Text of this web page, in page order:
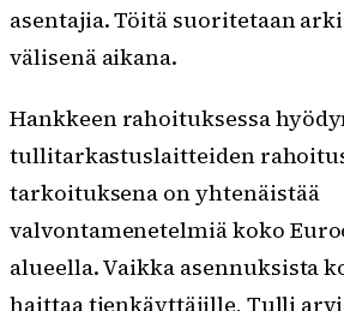
asentajia. Töitä suoritetaan
välisenä aikana.
Hankkeen rahoituksessa
tullitarkastuslaitteiden
tarkoituksena on yhtenäistää
valvontamenetelmiä koko
alueella. Vaikka asennuksista
haittaa tienkäyttäjille, Tulli